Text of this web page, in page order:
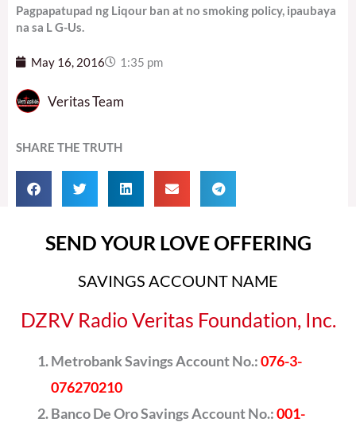
Pagpapatupad ng Liqour ban at no smoking policy, ipaubaya
na sa L G-Us.
May 16, 2016 1:35 pm
Veritas Team
SHARE THE TRUTH
SEND YOUR LOVE OFFERING
SAVINGS ACCOUNT NAME
DZRV Radio Veritas Foundation, Inc.
Metrobank Savings Account No.:076-3-
076270210
Banco De Oro Savings Account No.:001-